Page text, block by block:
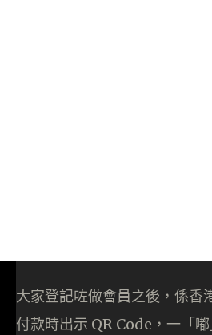
大家登記咗做會員之後，係香
付款時出示 QR Code，一「